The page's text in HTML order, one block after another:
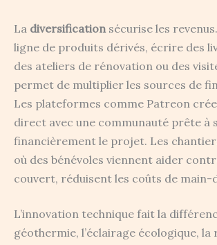
La diversification sécurise les
ligne de produits dérivés, écrire des
des ateliers de rénovation ou des
permet de multiplier les sources de
Les plateformes comme Patreon
direct avec une communauté prête à
financièrement le projet. Les
où des bénévoles viennent aider
couvert, réduisent les coûts de main-
L’innovation technique fait la
géothermie, l’éclairage écologique,